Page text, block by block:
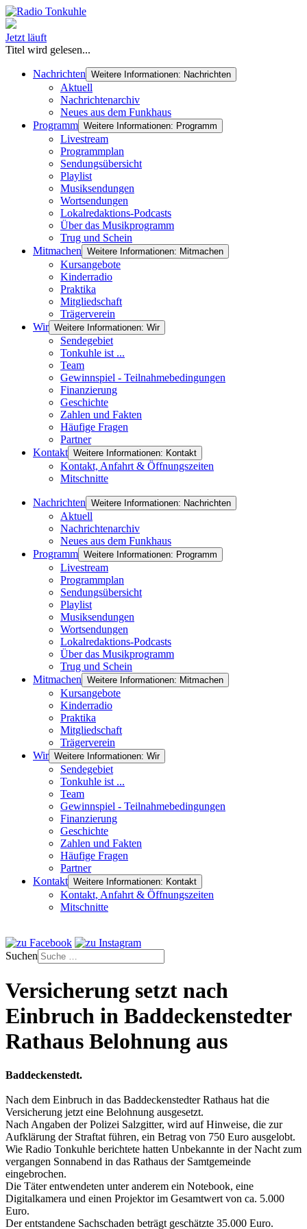
Jetzt läuft
Titel wird gelesen...
Nachrichten Weitere Informationen: Nachrichten
Aktuell
Nachrichtenarchiv
Neues aus dem Funkhaus
Programm Weitere Informationen: Programm
Livestream
Programmplan
Sendungsübersicht
Playlist
Musiksendungen
Wortsendungen
Lokalredaktions-Podcasts
Über das Musikprogramm
Trug und Schein
Mitmachen Weitere Informationen: Mitmachen
Kursangebote
Kinderradio
Praktika
Mitgliedschaft
Trägerverein
Wir Weitere Informationen: Wir
Sendegebiet
Tonkuhle ist ...
Team
Gewinnspiel - Teilnahmebedingungen
Finanzierung
Geschichte
Zahlen und Fakten
Häufige Fragen
Partner
Kontakt Weitere Informationen: Kontakt
Kontakt, Anfahrt & Öffnungszeiten
Mitschnitte
Nachrichten Weitere Informationen: Nachrichten
Aktuell
Nachrichtenarchiv
Neues aus dem Funkhaus
Programm Weitere Informationen: Programm
Livestream
Programmplan
Sendungsübersicht
Playlist
Musiksendungen
Wortsendungen
Lokalredaktions-Podcasts
Über das Musikprogramm
Trug und Schein
Mitmachen Weitere Informationen: Mitmachen
Kursangebote
Kinderradio
Praktika
Mitgliedschaft
Trägerverein
Wir Weitere Informationen: Wir
Sendegebiet
Tonkuhle ist ...
Team
Gewinnspiel - Teilnahmebedingungen
Finanzierung
Geschichte
Zahlen und Fakten
Häufige Fragen
Partner
Kontakt Weitere Informationen: Kontakt
Kontakt, Anfahrt & Öffnungszeiten
Mitschnitte
Suchen
Versicherung setzt nach
Einbruch in Baddeckenstedter
Rathaus Belohnung aus
Baddeckenstedt.
Nach dem Einbruch in das Baddeckenstedter Rathaus hat die
Versicherung jetzt eine Belohnung ausgesetzt.
Nach Angaben der Polizei Salzgitter, wird auf Hinweise, die zur
Aufklärung der Straftat führen, ein Betrag von 750 Euro ausgelobt.
Wie Radio Tonkuhle berichtete hatten Unbekannte in der Nacht zum
vergangen Sonnabend in das Rathaus der Samtgemeinde
eingebrochen.
Die Täter entwendeten unter anderem ein Notebook, eine
Digitalkamera und einen Projektor im Gesamtwert von ca. 5.000
Euro.
Der entstandene Sachschaden beträgt geschätzte 35.000 Euro.